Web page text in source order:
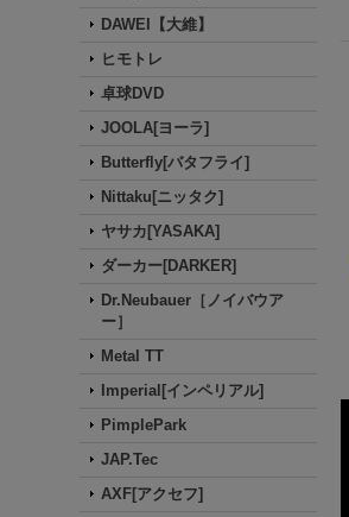
DAWEI【大維】
ヒモトレ
卓球DVD
JOOLA[ヨーラ]
Butterfly[バタフライ]
Nittaku[ニッタク]
ヤサカ[YASAKA]
ダーカー[DARKER]
Dr.Neubauer［ノイバウア
ー］
Metal TT
Imperial[インペリアル]
PimplePark
JAP.Tec
AXF[アクセフ]